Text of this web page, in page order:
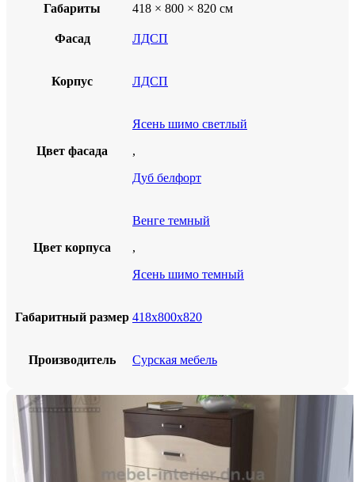
Габариты 418 × 800 × 820 см
Фасад ЛДСП
Корпус ЛДСП
Цвет фасада
Ясень шимо светлый
,
Дуб белфорт
Цвет корпуса
Венге темный
,
Ясень шимо темный
Габаритный размер 418х800х820
Производитель Сурская мебель